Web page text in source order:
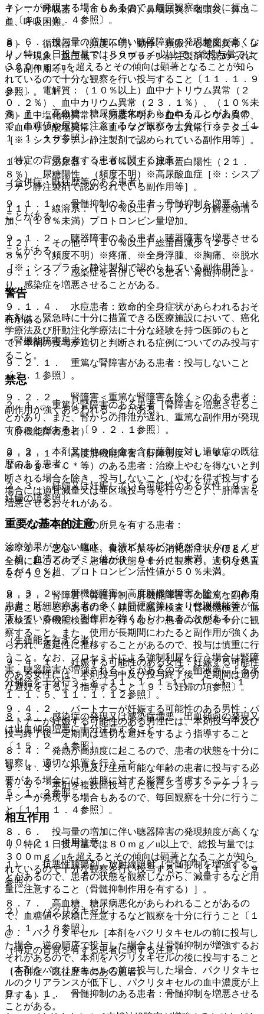
キシーが発現する場合もあるので、毎回観察を十分に行うこ
と〔１１．１．４参照〕。
８．６． 投与量の増加に伴い聴器障害の発現頻度が高くな
り、特に１日投与量では８０ｍｇ／u以上で、総投与量では
３００ｍｇ／uを超えるとその傾向は顕著となることが知ら
れているので十分な観察を行い投与すること〔１１．１．９
参照〕。
８．７． 高血糖、糖尿病悪化があらわれることがあるの
で、血糖値や尿糖に注意するなど観察を十分に行うこと〔１
１．１．１８参照〕。
（特定の背景を有する患者に関する注意）
（合併症・既往歴等のある患者）
９．１．１． 骨髄抑制のある患者：骨髄抑制を増悪させる
ことがある。
９．１．２． 聴器障害のある患者：聴器障害を増悪させる
ことがある。
９．１．３． 感染症を合併している患者：骨髄抑制によ
り、感染症を増悪させることがある。
９．１．４． 水痘患者：致命的全身症状があらわれるおそ
れがある。
（腎機能障害患者）
９．２．１． 重篤な腎障害がある患者：投与しないこと
〔２．１参照〕。
９．２．２． 腎障害＜重篤な腎障害を除く＞のある患者：
副作用が強くあらわれることがある。
（肝機能障害患者）
９．３．１． 高度肝機能障害（肝障害度＜Ｌｉｖｅｒ ｄ
ａｍａｇｅ＞Ｃ＊等）のある患者：治療上やむを得ないと判
断される場合を除き、投与しないこと（やむを得ず投与する
場合には適宜減量又は亜区域投与等を行うこと）、肝障害を
増悪させるおそれがある。
＊）次の２項目以上の所見を有する患者：
治療効果が少ない腹水、血清ビリルビン値が３．０ｍｇ／ｄ
Ｌ超、血清アルブミン値が３．０ｇ／ｄＬ未満、ＩＣＧＲ１
５が４０％超、プロトロンビン活性値が５０％未満。
９．３．２． 肝機能障害＜高度肝機能障害を除く＞のある
患者：肝細胞癌患者の多くは肝硬変等により代謝機能等が低
下しているので、副作用が強くあらわれることがある。
（生殖能を有する者）
９．４．１． 妊娠する可能性のある女性：妊娠する可能性
のある女性には、本剤投与中及び投与終了後一定期間は適切
な避妊をするよう指導すること〔９．５妊婦の項参照〕。
９．４．２． パートナーが妊娠する可能性のある男性：パ
ートナーが妊娠する可能性のある男性には、本剤投与中及び
投与終了後一定期間は適切な避妊をするよう指導すること
〔１５．２．１参照〕。
９．４．３． 小児及び生殖可能な年齢の患者に投与する必
要がある場合には、性腺に対する影響を考慮すること〔１
５．１．２参照〕。
相互作用
１０．２． 併用注意：
１）． 抗悪性腫瘍剤、放射線照射［骨髄抑制を増強するこ
とがあるので、患者の状態を観察しながら、減量するなど用
量に注意すること（骨髄抑制作用を有する）］。
２）． パクリタキセル：
@． パクリタキセル［本剤をパクリタキセルの前に投与し
た場合、逆の順序で投与した場合より骨髄抑制が増強するお
それがあるので、本剤をパクリタキセルの後に投与すること
（本剤をパクリタキセルの前に投与した場合、パクリタキセ
ルのクリアランスが低下し、パクリタキセルの血中濃度が上
昇する）］。
７）． 呼吸器：（１０％未満）鼻咽頭炎、咽頭炎、鼻出
血、呼吸困難。
８）． 循環器：（頻度不明）動悸、頻脈、心電図異常、レ
イノー現象、血圧低下［シスプラチン静注製剤で認められて
いる副作用等］。
９）． 電解質：（１０％以上）血中ナトリウム異常（２
０．２％）、血中カリウム異常（２３．１％）、（１０％未
満）血中塩化物異常、（頻度不明）※血中カルシウム異常、
※血中リン酸塩異常、※血中マグネシウム異常、※テタニー
［※：シスプラチン静注製剤で認められている副作用等］。
１０）． 泌尿器：（１０％以上）尿中蛋白陽性（２１．
８％）、尿糖陽性、（頻度不明）※高尿酸血症［※：シスプ
ラチン静注製剤で認められている副作用等］。
１１）． 線溶系：（１０％以上）フィブリン分解産物増
加、（１０％未満）プロトロンビン量増加。
１２）． その他：（１０％以上）総蛋白減少（２９．
８％）、（頻度不明）※疼痛、※全身浮腫、※胸痛、※脱水
［※：シスプラチン静注製剤で認められている副作用等］。
警告
本剤は、緊急時に十分に措置できる医療施設において、癌化
学療法及び肝動注化学療法に十分な経験を持つ医師のもと
で、本剤の投与が適切と判断される症例についてのみ投与す
ること。
禁忌
２．１． 重篤な腎障害のある患者［腎障害を増悪させるこ
とがあり、また、腎からの排泄が遅れ、重篤な副作用が発現
することがある］〔９．２．１参照〕。
２．２． 本剤又は他の白金を含む薬剤に対し過敏症の既往
歴のある患者。
２．３． 妊婦又は妊娠している可能性のある女性〔９．５
妊婦の項参照〕。
重要な基本的注意
８．１． 悪心・嘔吐、食欲不振等の消化器症状がほとんど
全例に起こるので、患者の状態を十分に観察し、適切な処置
を行うこと。
８．２． 腎障害、骨髄抑制、肝機能障害等の重篤な副作用
が起こることがあるので、頻回に臨床検査（腎機能検査、血
液検査、肝機能検査等）を行うなど、患者の状態を十分に観
察すること。また、使用が長期間にわたると副作用が強くあ
らわれ、遷延性に推移することがあるので、投与は慎重に行
うこと。なお、フロセミドによる強制利尿を行う場合は腎障
害、聴器障害が増強されることがあるので、輸液等による水
分補給を十分行うこと〔１１．１．１−１１．１．３、１
１．１．５、１１．１．１２参照〕。
８．３． 感染症の発現又は感染症増悪、出血傾向の発現又
は出血傾向増悪に十分注意すること。
８．４． 発熱が高頻度に起こるので、患者の状態を十分に
観察し、適切な処置を行うこと。
８．５． 本剤を複数回投与した後にショック、アナフィラ
キシーが発現する場合もあるので、毎回観察を十分に行うこ
と〔１１．１．４参照〕。
８．６． 投与量の増加に伴い聴器障害の発現頻度が高くな
り、特に１日投与量では８０ｍｇ／u以上で、総投与量では
３００ｍｇ／uを超えるとその傾向は顕著となることが知ら
れているので十分な観察を行い投与すること〔１１．１．９
参照〕。
８．７． 高血糖、糖尿病悪化があらわれることがあるの
で、血糖値や尿糖に注意するなど観察を十分に行うこと〔１
１．１．１８参照〕。
（特定の背景を有する患者に関する注意）
（合併症・既往歴等のある患者）
９．１．１． 骨髄抑制のある患者：骨髄抑制を増悪させる
ことがある。